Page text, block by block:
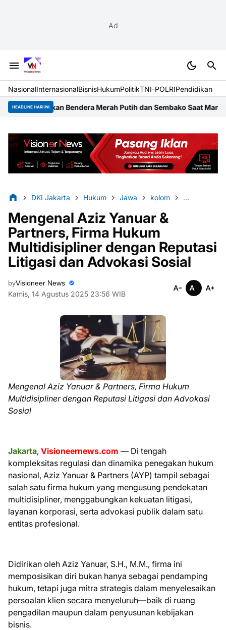
Ad
NasionalInternasionalBisnisHukumPolitikTNI-POLRIPendidikan
HEADLINE HARI INI
Merah Putih dan Sembako Saat Manfaatkan Program
DKI Jakarta Hukum Jawa kolom Nasional
Mengenal Aziz Yanuar &
Partners, Firma Hukum
Multidisipliner dengan Reputasi
Litigasi dan Advokasi Sosial
byVisioneer News
Kamis, 14 Agustus 2025 23:56 WIB
Mengenal Aziz Yanuar & Partners, Firma Hukum
Multidisipliner dengan Reputasi Litigasi dan Advokasi
Sosial
Jakarta, Visioneernews.com — Di tengah
kompleksitas regulasi dan dinamika penegakan hukum
nasional, Aziz Yanuar & Partners (AYP) tampil sebagai
salah satu firma hukum yang mengusung pendekatan
multidisipliner, menggabungkan kekuatan litigasi,
layanan korporasi, serta advokasi publik dalam satu
entitas profesional.
Didirikan oleh Aziz Yanuar, S.H., M.M., firma ini
memposisikan diri bukan hanya sebagai pendamping
hukum, tetapi juga mitra strategis dalam menyelesaikan
persoalan klien secara menyeluruh—baik di ruang
pengadilan maupun dalam penyusunan kebijakan
bisnis.